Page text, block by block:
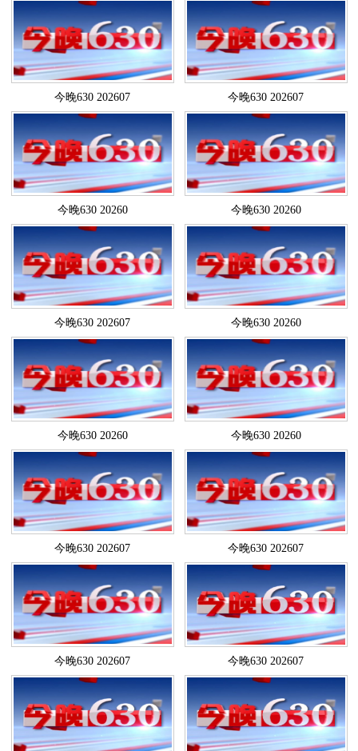
今晚630 202607 今晚630 202607
今晚630 20260 今晚630 20260
今晚630 202607 今晚630 20260
今晚630 20260 今晚630 20260
今晚630 202607 今晚630 202607
今晚630 202607 今晚630 202607